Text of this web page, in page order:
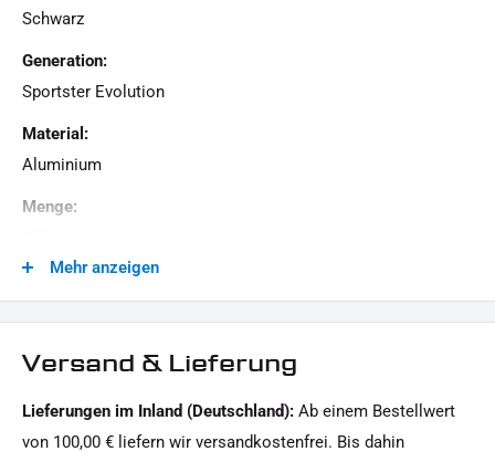
Schwarz
Generation:
Sportster Evolution
Material:
Aluminium
Menge:
Motorradmarke:
Mehr anzeigen
Versand & Lieferung
Lieferungen im Inland (Deutschland): Ab einem Bestellwert
von 100,00 € liefern wir versandkostenfrei. Bis dahin